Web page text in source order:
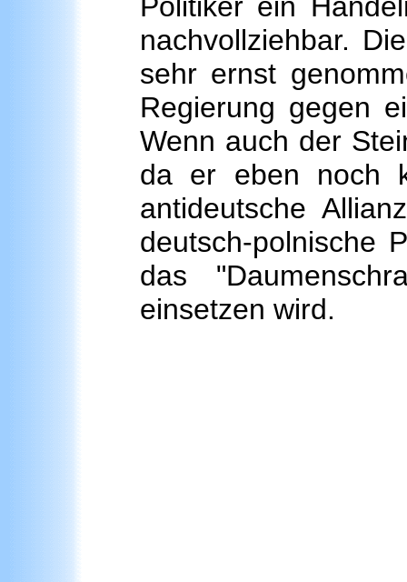
nachvollziehbar.
sehr ernst
Regierung gegen
Wenn auch der
da er eben noch
antideutsche
deutsch-polnische
das
einsetzen wird.